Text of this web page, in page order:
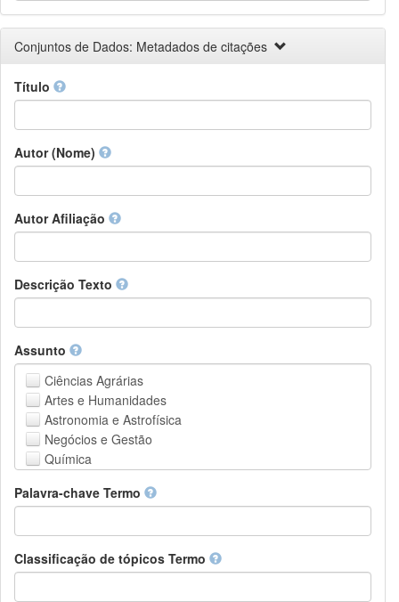
Ciências da Terra e do meio ambiente
Engenharia
Ciências matemáticas
Física
Ciências Sociais
Outros
Conjuntos de Dados: Metadados de citações
Título
Autor (Nome)
Autor Afiliação
Descrição Texto
Assunto
Ciências Agrárias
Artes e Humanidades
Astronomia e Astrofísica
Negócios e Gestão
Química
Ciências da Terra e do meio ambiente
Direito
Ciências matemáticas
Medicina, Saúde e Ciências da Vida
Palavra-chave Termo
Classificação de tópicos Termo